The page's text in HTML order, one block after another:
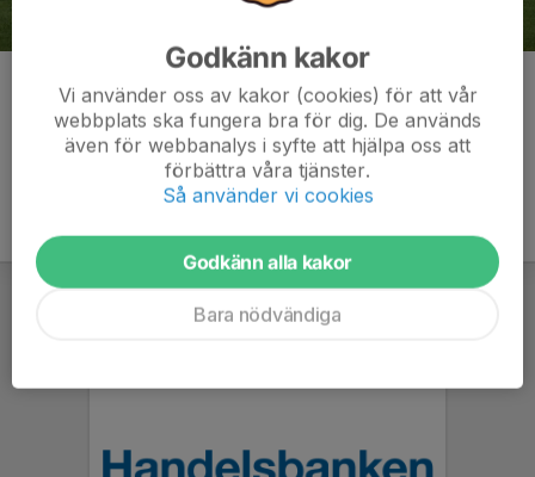
Kommentarer
Godkänn kakor
Vi använder oss av kakor (cookies) för att vår
webbplats ska fungera bra för dig. De används
även för webbanalys i syfte att hjälpa oss att
förbättra våra tjänster.
Så använder vi cookies
Godkänn alla kakor
Bara nödvändiga